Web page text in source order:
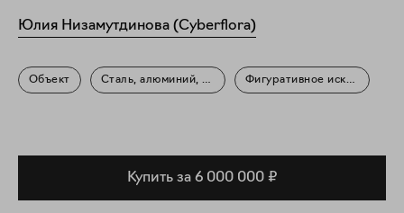
Юлия Низамутдинова (Cyberflora)
Объект Сталь, алюминий, пластикФигуративное искусство
Купить за 6 000 000 ₽